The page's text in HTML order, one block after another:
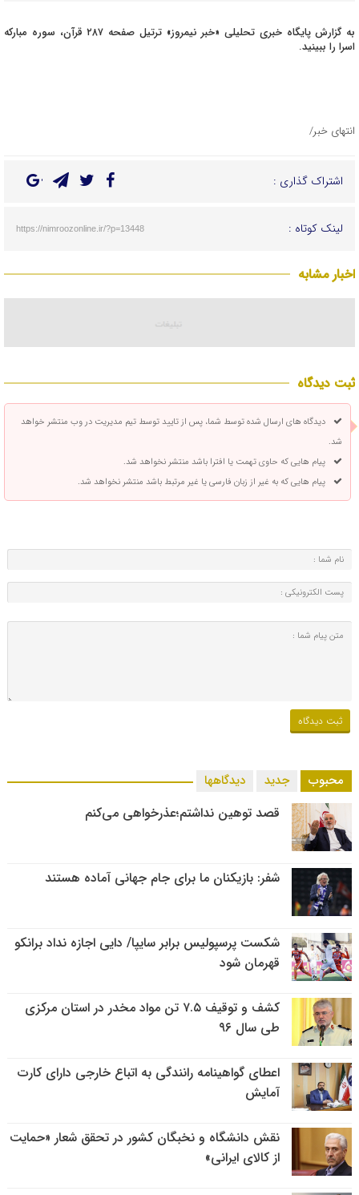
به گزارش پایگاه خبری تحلیلی «خبر نیمروز» ترتیل صفحه ۲۸۷ قرآن، سوره مبارکه
اسرا را ببینید.
انتهای خبر/
اشتراک گذاری :
لینک کوتاه : https://nimroozonline.ir/?p=13448
اخبار مشابه
ثبت دیدگاه
دیدگاه های ارسال شده توسط شما، پس از تایید توسط تیم مدیریت در وب منتشر خواهد
شد.
پیام هایی که حاوی تهمت یا افترا باشد منتشر نخواهد شد.
پیام هایی که به غیر از زبان فارسی یا غیر مرتبط باشد منتشر نخواهد شد.
محبوب جدید دیدگاهها
قصد توهین نداشتم؛عذرخواهی می‌کنم
شفر: بازیکنان ما برای جام جهانی آماده هستند
شکست پرسپولیس برابر سایپا/ دایی اجازه نداد برانکو
قهرمان شود
کشف و توقیف ۷.۵ تن مواد مخدر در استان مرکزی
طی سال ۹۶
اعطای گواهینامه رانندگی به اتباع خارجی دارای کارت
آمایش
نقش دانشگاه و نخبگان کشور در تحقق شعار «حمایت
از کالای ایرانی»